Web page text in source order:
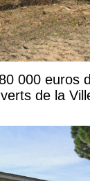
000 euros
de la